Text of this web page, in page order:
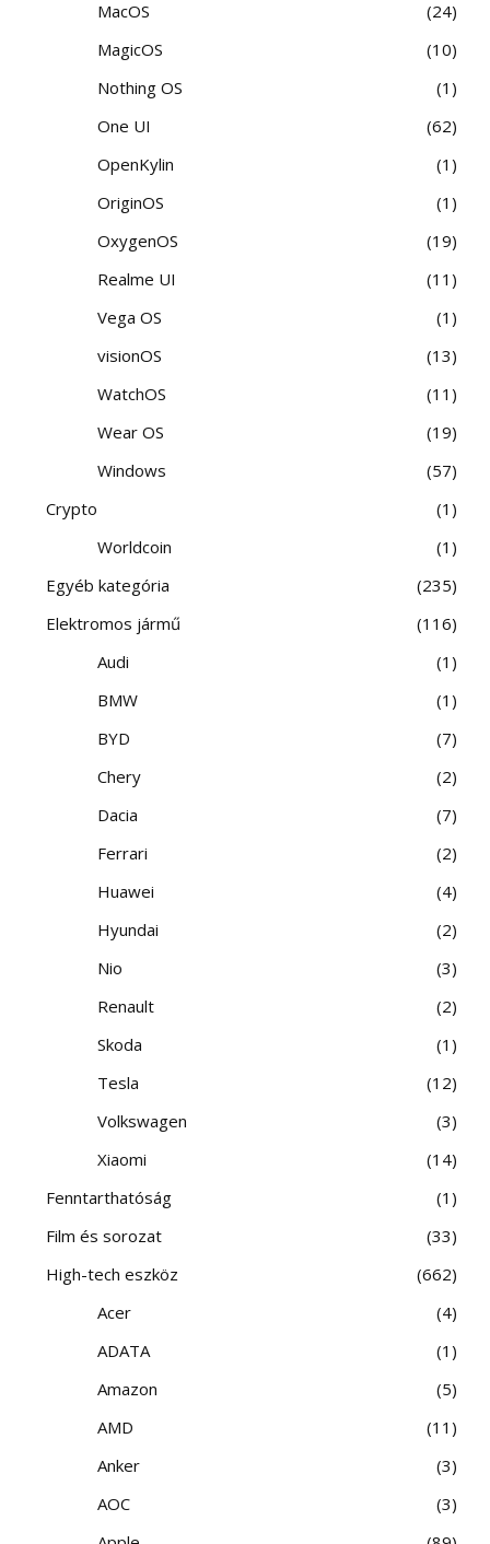
MacOS
24
MagicOS
10
Nothing OS
1
One UI
62
OpenKylin
1
OriginOS
1
OxygenOS
19
Realme UI
11
Vega OS
1
visionOS
13
WatchOS
11
Wear OS
19
Windows
57
Crypto
1
Worldcoin
1
Egyéb kategória
235
Elektromos jármű
116
Audi
1
BMW
1
BYD
7
Chery
2
Dacia
7
Ferrari
2
Huawei
4
Hyundai
2
Nio
3
Renault
2
Skoda
1
Tesla
12
Volkswagen
3
Xiaomi
14
Fenntarthatóság
1
Film és sorozat
33
High-tech eszköz
662
Acer
4
ADATA
1
Amazon
5
AMD
11
Anker
3
AOC
3